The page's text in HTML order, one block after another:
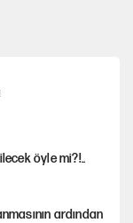
öyle mi?!..
ardından